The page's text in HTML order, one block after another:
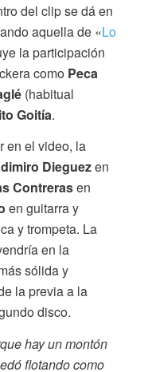
del clip se dá en
aquella de «Lo
la participación
como Peca
(habitual
Goitía.
en el video, la
Dieguezen
Contrerasen
en guitarra y
y trompeta. La
en la
sólida y
la previa a la
disco.
hay un montón
flotando como